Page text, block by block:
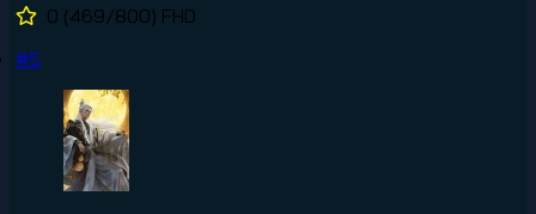
0 (469/800) FHD
#5